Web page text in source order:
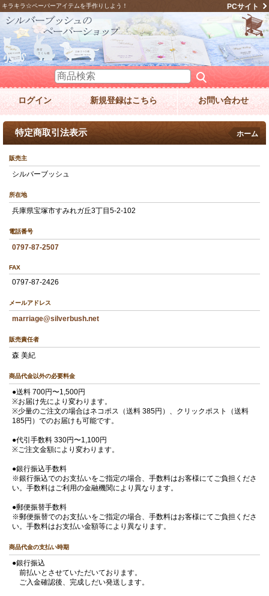
キラキラ☆ペーパーアイテムを手作りしよう！ PCサイト
ログイン 新規登録はこちら お問い合わせ
特定商取引法表示 ホーム
販売主
シルバーブッシュ
所在地
兵庫県宝塚市すみれガ丘3丁目5-2-102
電話番号
0797-87-2507
FAX
0797-87-2426
メールアドレス
marriage@silverbush.net
販売責任者
森 美紀
商品代金以外の必要料金
●送料 700円〜1,500円
※お届け先により変わります。
※少量のご注文の場合はネコポス（送料 385円）、クリックポスト（送料
185円）でのお届けも可能です。
●代引手数料 330円〜1,100円
※ご注文金額により変わります。
●銀行振込手数料
※銀行振込でのお支払いをご指定の場合、手数料はお客様にてご負担くださ
い。手数料はご利用の金融機関により異なります。
●郵便振替手数料
※郵便振替でのお支払いをご指定の場合、手数料はお客様にてご負担くださ
い。手数料はお支払い金額等により異なります。
商品代金の支払い時期
●銀行振込
前払いとさせていただいております。
ご入金確認後、完成しだい発送します。